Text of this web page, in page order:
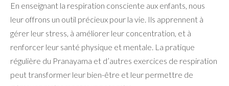
En enseignant la respiration consciente aux enfants, nous
leur offrons un outil précieux pour la vie. Ils apprennent à
gérer leur stress, à améliorer leur concentration, et à
renforcer leur santé physique et mentale. La pratique
régulière du Pranayama et d’autres exercices de respiration
peut transformer leur bien-être et leur permettre de